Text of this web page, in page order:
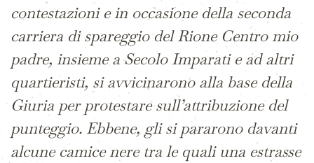
contestazioni e in occasione della seconda
carriera di spareggio del Rione Centro mio
padre, insieme a Secolo Imparati e ad altri
quartieristi, si avvicinarono alla base della
Giuria per protestare sull’attribuzione del
punteggio. Ebbene, gli si pararono davanti
alcune camice nere tra le quali una estrasse